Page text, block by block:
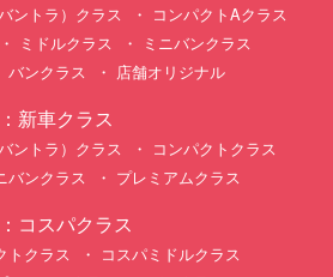
ントラ）クラス
コンパクトAクラス
ミドルクラス
ミニバンクラス
バンクラス 店舗オリジナル
新車クラス
ントラ）クラス
コンパクトクラス
バンクラス プレミアムクラス
コスパクラス
トクラス
コスパミドルクラス